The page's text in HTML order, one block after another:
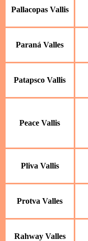
Pallacopas Vallis
Paraná Valles
Patapsco Vallis
Peace Vallis
Pliva Vallis
Protva Valles
Rahway Valles